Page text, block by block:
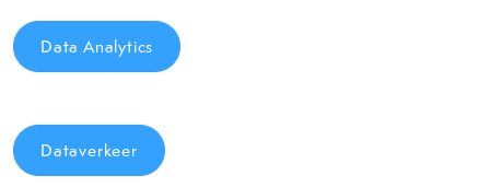
Data Analytics
Dataverkeer